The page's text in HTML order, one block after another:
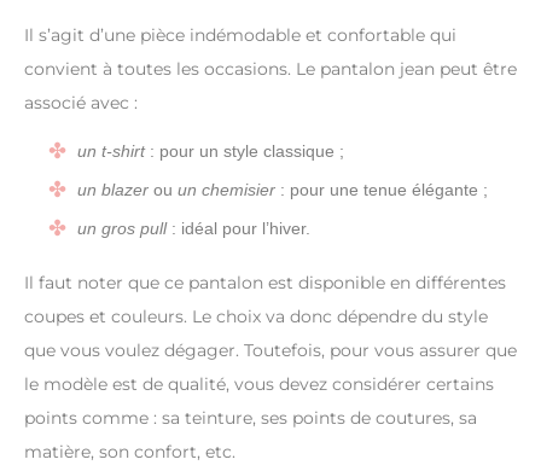
Il s’agit d’une pièce indémodable et confortable qui
convient à toutes les occasions. Le pantalon jean peut être
associé avec :
un t-shirt: pour un style classique ;
un blazer ou un chemisier : pour une tenue élégante ;
un gros pull: idéal pour l’hiver.
Il faut noter que ce pantalon est disponible en différentes
coupes et couleurs. Le choix va donc dépendre du style
que vous voulez dégager. Toutefois, pour vous assurer que
le modèle est de qualité, vous devez considérer certains
points comme : sa teinture, ses points de coutures, sa
matière, son confort, etc.